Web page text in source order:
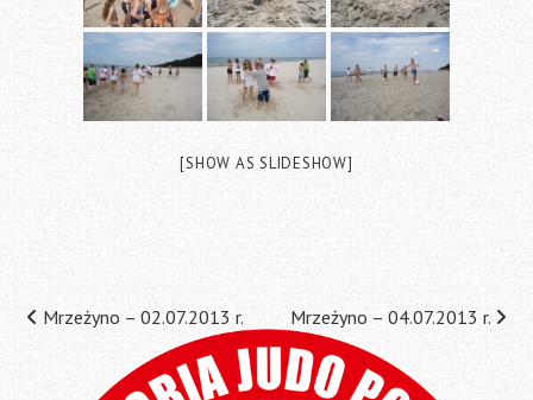
[SHOW AS SLIDESHOW]
Post
navigation
Mrzeżyno – 02.07.2013 r. Mrzeżyno – 04.07.2013 r.